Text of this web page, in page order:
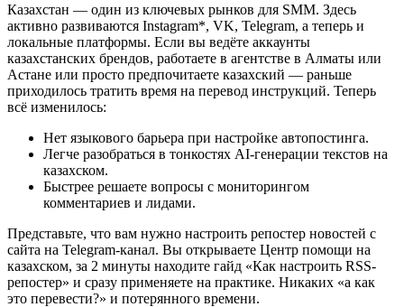
Казахстан — один из ключевых рынков для SMM. Здесь
активно развиваются Instagram*, VK, Telegram, а теперь и
локальные платформы. Если вы ведёте аккаунты
казахстанских брендов, работаете в агентстве в Алматы или
Астане или просто предпочитаете казахский — раньше
приходилось тратить время на перевод инструкций. Теперь
всё изменилось:
Нет языкового барьера при настройке автопостинга.
Легче разобраться в тонкостях AI-генерации текстов на
казахском.
Быстрее решаете вопросы с мониторингом
комментариев и лидами.
Представьте, что вам нужно настроить репостер новостей с
сайта на Telegram-канал. Вы открываете Центр помощи на
казахском, за 2 минуты находите гайд «Как настроить RSS-
репостер» и сразу применяете на практике. Никаких «а как
это перевести?» и потерянного времени.